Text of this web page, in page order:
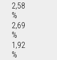
2,58
%
2,69
%
1,92
%